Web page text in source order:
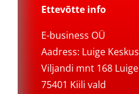
Ettevõtte info
E-business OÜ
Aadress: Luige Keskus
Viljandi mnt 168 Luige
75401 Kiili vald